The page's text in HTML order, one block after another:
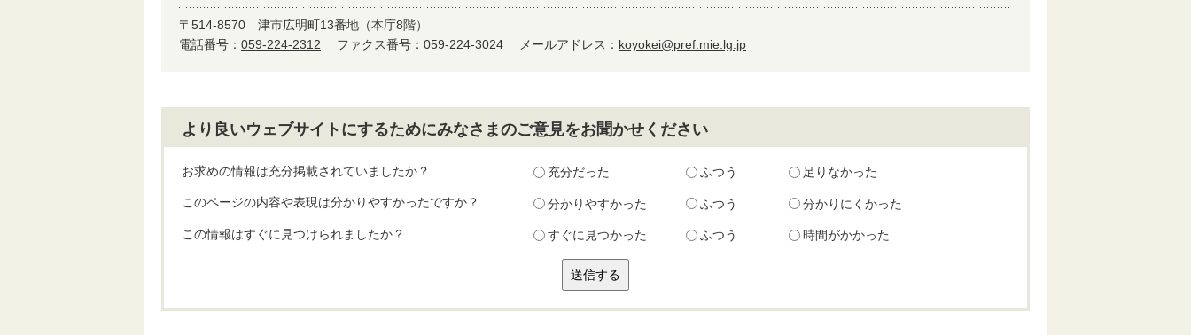
〒514-8570 津市広明町13番地（本庁8階）
電話番号： 059-224-2312 ファクス番号：059-224-3024 メールアドレス： koyokei@pref.mie.lg.jp
より良いウェブサイトにするためにみなさまのご意見をお聞かせください
お求めの情報は充分掲載されていましたか？ 充分だった ふつう 足りなかった
このページの内容や表現は分かりやすかったですか？ 分かりやすかった ふつう 分かりにくかった
この情報はすぐに見つけられましたか？ すぐに見つかった ふつう 時間がかかった